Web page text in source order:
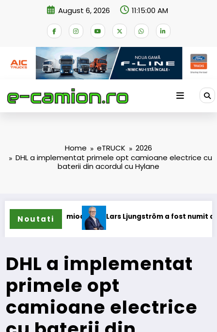
August 6, 2026 11:15:00 AM
Home eTRUCK
2026
DHL a implementat primele opt camioane electrice cu
baterii din acordul cu Hylane
NoutatiLars Ljungström a fost numit director general
DHL a implementat
primele opt
camioane electrice